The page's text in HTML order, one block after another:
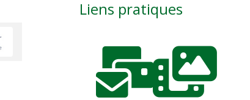
Liens pratiques